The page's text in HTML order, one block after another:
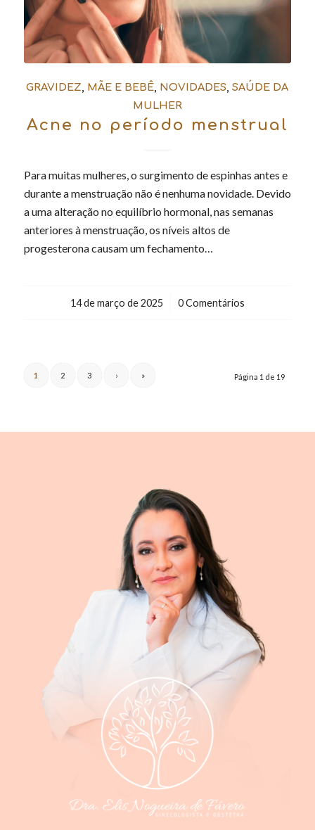
GRAVIDEZ MÃE E BEBÊ NOVIDADES ,SAÚDE DA
MULHER
Acne no período menstrual
Para muitas mulheres, o surgimento de espinhas antes e
durante a menstruação não é nenhuma novidade. Devido
a uma alteração no equilíbrio hormonal, nas semanas
anteriores à menstruação, os níveis altos de
progesterona causam um fechamento…
14 de março de 2025
/ 0 Comentários
Página 1 de 19
1 2 3 › »